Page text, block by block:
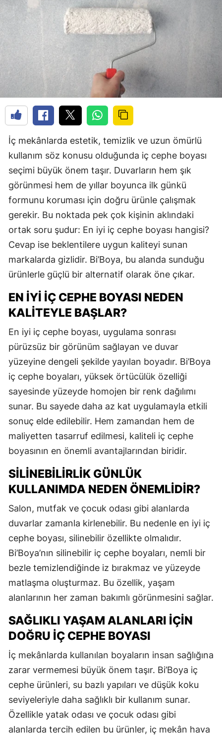
İç mekânlarda estetik, temizlik ve uzun ömürlü
kullanım söz konusu olduğunda iç cephe boyası
seçimi büyük önem taşır. Duvarların hem şık
görünmesi hem de yıllar boyunca ilk günkü
formunu koruması için doğru ürünle çalışmak
gerekir. Bu noktada pek çok kişinin aklındaki
ortak soru şudur: En iyi iç cephe boyası hangisi?
Cevap ise beklentilere uygun kaliteyi sunan
markalarda gizlidir. Bi’Boya, bu alanda sunduğu
ürünlerle güçlü bir alternatif olarak öne çıkar.
EN İYI İÇ CEPHE BOYASI NEDEN
KALITEYLE BAŞLAR?
En iyi iç cephe boyası, uygulama sonrası
pürüzsüz bir görünüm sağlayan ve duvar
yüzeyine dengeli şekilde yayılan boyadır. Bi’Boya
iç cephe boyaları, yüksek örtücülük özelliği
sayesinde yüzeyde homojen bir renk dağılımı
sunar. Bu sayede daha az kat uygulamayla etkili
sonuç elde edilebilir. Hem zamandan hem de
maliyetten tasarruf edilmesi, kaliteli iç cephe
boyasının en önemli avantajlarından biridir.
SILINEBILIRLIK GÜNLÜK
KULLANIMDA NEDEN ÖNEMLIDIR?
Salon, mutfak ve çocuk odası gibi alanlarda
duvarlar zamanla kirlenebilir. Bu nedenle en iyi iç
cephe boyası, silinebilir özellikte olmalıdır.
Bi’Boya’nın silinebilir iç cephe boyaları, nemli bir
bezle temizlendiğinde iz bırakmaz ve yüzeyde
matlaşma oluşturmaz. Bu özellik, yaşam
alanlarının her zaman bakımlı görünmesini sağlar.
SAĞLIKLI YAŞAM ALANLARI İÇIN
DOĞRU İÇ CEPHE BOYASI
İç mekânlarda kullanılan boyaların insan sağlığına
zarar vermemesi büyük önem taşır. Bi’Boya iç
cephe ürünleri, su bazlı yapıları ve düşük koku
seviyeleriyle daha sağlıklı bir kullanım sunar.
Özellikle yatak odası ve çocuk odası gibi
alanlarda tercih edilen bu ürünler, iç mekân hava